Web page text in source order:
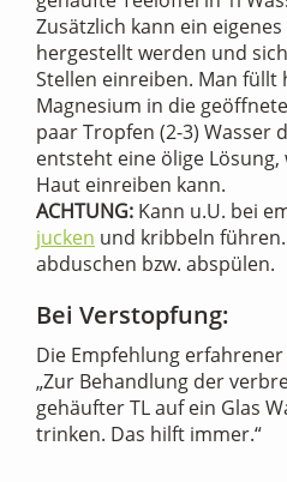
Zusätzlich kann ein eigenes
hergestellt werden und
Stellen einreiben. Man füllt
Magnesium in die
paar Tropfen (2-3) Wasser
entsteht eine ölige
Haut einreiben kann.
ACHTUNG: Kann u.U. bei
jucken und kribbeln
abduschen bzw. abspülen.
Bei Verstopfung:
Die Empfehlung
„Zur Behandlung der
gehäufter TL auf ein Glas
trinken. Das hilft immer.“